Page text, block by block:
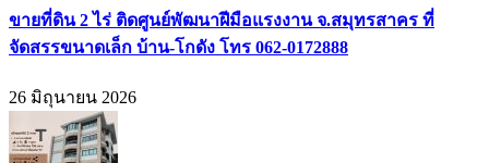
ขายที่ดิน 2 ไร่ ติดศูนย์พัฒนาฝีมือแรงงาน จ.สมุทรสาคร ที่
จัดสรรขนาดเล็ก บ้าน-โกดัง โทร 062-0172888
26 มิถุนายน 2026